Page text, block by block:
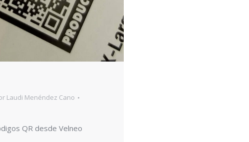
Laudi Menéndez Cano
QR desde Velneo